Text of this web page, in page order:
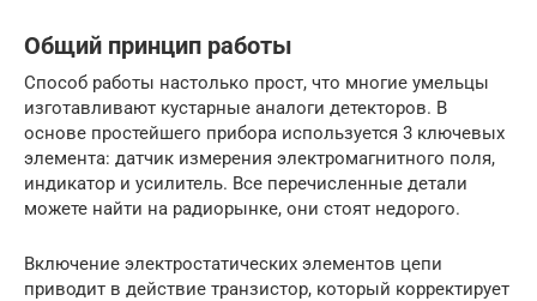
Общий принцип работы
Способ работы настолько прост, что многие умельцы
изготавливают кустарные аналоги детекторов. В
основе простейшего прибора используется 3 ключевых
элемента: датчик измерения электромагнитного поля,
индикатор и усилитель. Все перечисленные детали
можете найти на радиорынке, они стоят недорого.
Включение электростатических элементов цепи
приводит в действие транзистор, который корректирует